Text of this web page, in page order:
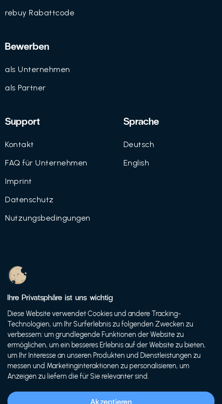
rebuy Rabattcode
Bewerben
als Unternehmen
als Partner
Support
Kontakt
FAQ für Unternehmen
Imprint
Datenschutz
Nutzungsbedingungen
Sprache
Deutsch
English
© 2021 FutureBens GmbH
Ihre Privatsphäre ist uns wichtig
Diese Website verwendet Cookies und andere Tracking-
Technologien, um Ihr Surferlebnis zu folgenden Zwecken zu
verbessern: um grundlegende Funktionen der Website zu
ermöglichen, um ein besseres Erlebnis auf der Website zu bieten,
um Ihr Interesse an unseren Produkten und Dienstleistungen zu
messen und Marketinginteraktionen zu personalisieren, um
Anzeigen zu liefern die für Sie relevanter sind.
Akzeptieren